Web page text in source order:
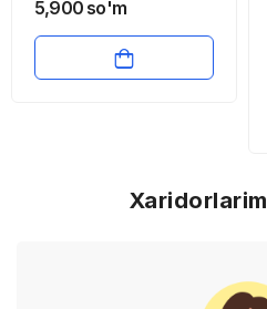
5,900 so'm